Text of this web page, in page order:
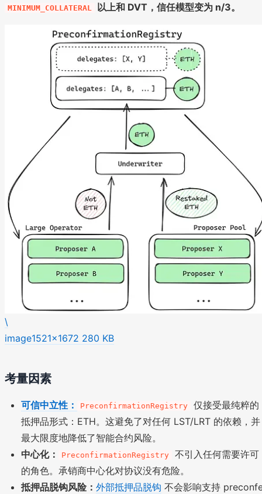
MINIMUM_COLLATERAL 以上和 DVT，信任模型变为 n/3。
\
image1521×1672 280 KB
考量因素
可信中立性： PreconfirmationRegistry
仅接受最纯粹的
抵押品形式：ETH。这避免了对任何 LST/LRT 的依赖，并
最大限度地降低了智能合约风险。
中心化：
PreconfirmationRegistry
不引入任何需要许可
的角色。承销商中心化对协议没有危险。
抵押品脱钩风险： 外部抵押品脱钩 不会影响支持